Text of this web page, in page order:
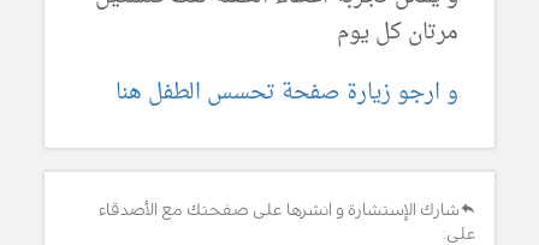
مرتان كل يوم
و ارجو زيارة صفحة تحسس الطفل هنا
شارك الإستشارة و انشرها على صفحتك مع الأصدقاء
على: